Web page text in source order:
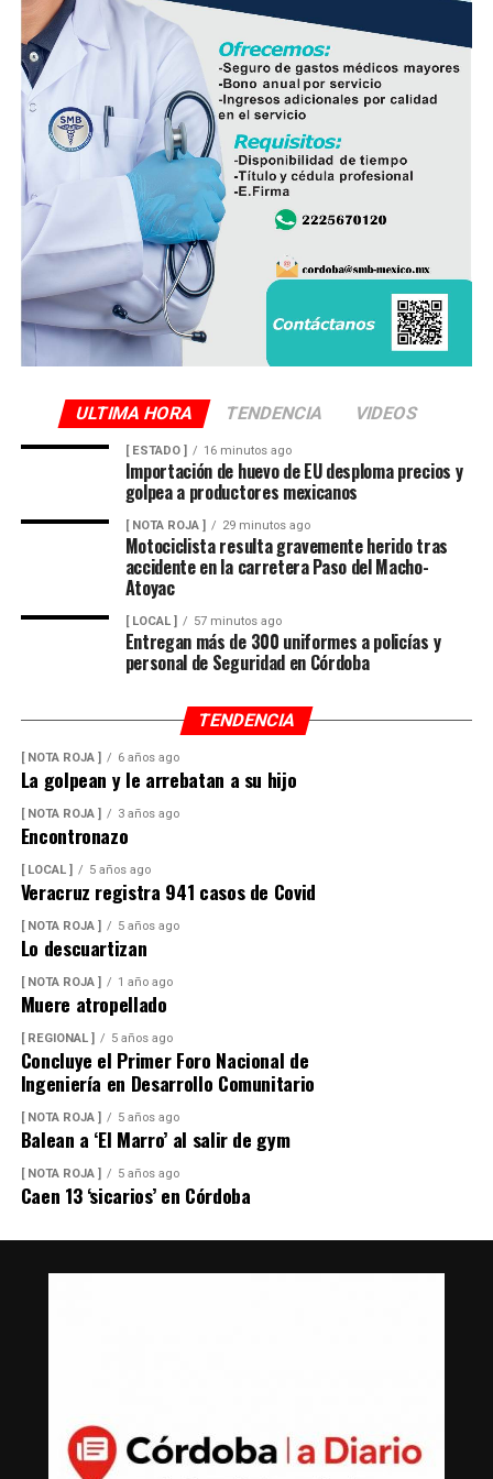
siniestro.
ULTIMA HORA TENDENCIA VIDEOS
[ ESTADO ] 16 minutos ago
Importación de huevo de EU desploma precios y
golpea a productores mexicanos
[ NOTA ROJA ] 29 minutos ago
Motociclista resulta gravemente herido tras
accidente en la carretera Paso del Macho-
Atoyac
[ LOCAL ] 57 minutos ago
Entregan más de 300 uniformes a policías y
personal de Seguridad en Córdoba
TENDENCIA
[ NOTA ROJA ] 6 años ago
La golpean y le arrebatan a su hijo
[ NOTA ROJA ] 3 años ago
Encontronazo
[ LOCAL ] 5 años ago
Veracruz registra 941 casos de Covid
[ NOTA ROJA ] 5 años ago
Lo descuartizan
[ NOTA ROJA ] 1 año ago
Muere atropellado
[ REGIONAL ] 5 años ago
Concluye el Primer Foro Nacional de
Ingeniería en Desarrollo Comunitario
[ NOTA ROJA ] 5 años ago
Balean a ‘El Marro’ al salir de gym
[ NOTA ROJA ] 5 años ago
Caen 13 ‘sicarios’ en Córdoba